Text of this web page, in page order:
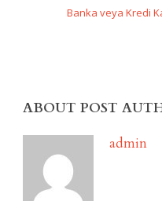
Banka veya Kredi
ABOUT POST
admin